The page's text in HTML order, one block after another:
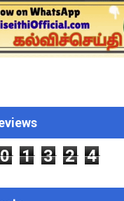
- முழு விவரங்கள்!
முக்கிய
0 1 3 2 4